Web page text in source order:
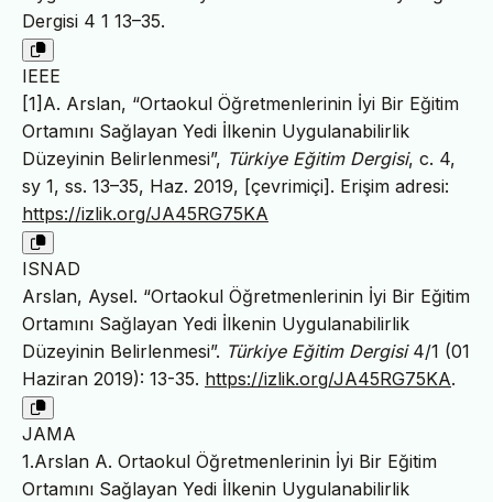
Dergisi 4 1 13–35.
IEEE
[1]A. Arslan, “Ortaokul Öğretmenlerinin İyi Bir Eğitim
Ortamını Sağlayan Yedi İlkenin Uygulanabilirlik
Düzeyinin Belirlenmesi”, Türkiye Eğitim Dergisi, c. 4,
sy 1, ss. 13–35, Haz. 2019, [çevrimiçi]. Erişim adresi:
https://izlik.org/JA45RG75KA
ISNAD
Arslan, Aysel. “Ortaokul Öğretmenlerinin İyi Bir Eğitim
Ortamını Sağlayan Yedi İlkenin Uygulanabilirlik
Düzeyinin Belirlenmesi”. Türkiye Eğitim Dergisi4/1 (01
Haziran 2019): 13-35. https://izlik.org/JA45RG75KA.
JAMA
1.Arslan A. Ortaokul Öğretmenlerinin İyi Bir Eğitim
Ortamını Sağlayan Yedi İlkenin Uygulanabilirlik